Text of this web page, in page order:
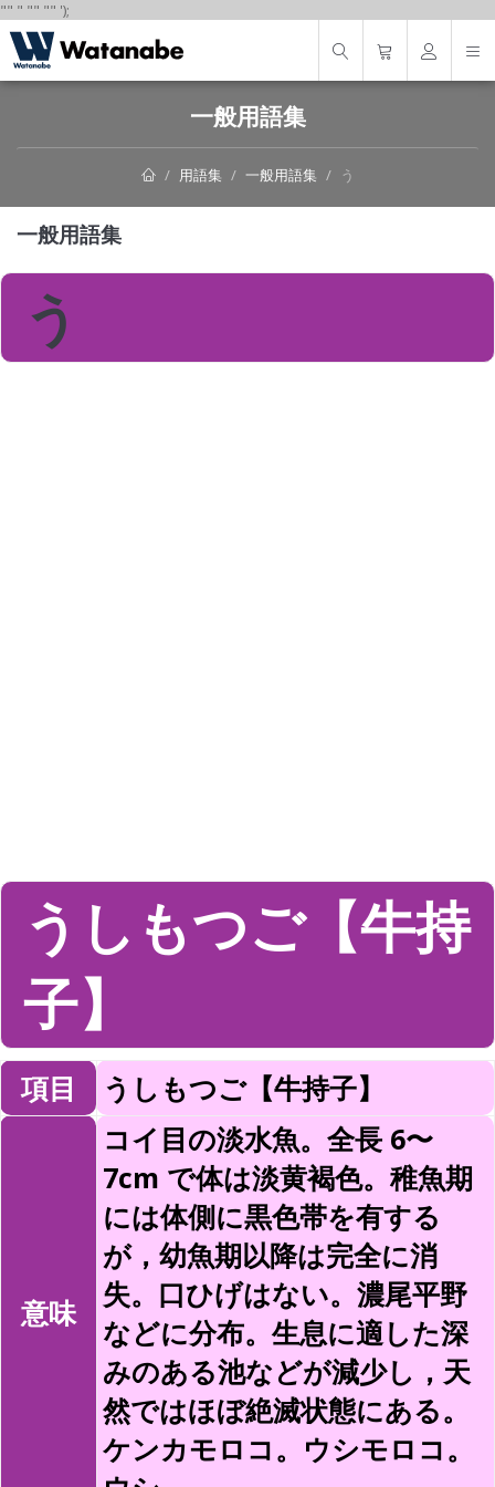
"" " "" "" ');
一般用語集
用語集 一般用語集 う
一般用語集
う
うしもつご【牛持
子】
項目 うしもつご【牛持子】
意味
コイ目の淡水魚。全長 6〜
7cm で体は淡黄褐色。稚魚期
には体側に黒色帯を有する
が，幼魚期以降は完全に消
失。口ひげはない。濃尾平野
などに分布。生息に適した深
みのある池などが減少し，天
然ではほぼ絶滅状態にある。
ケンカモロコ。ウシモロコ。